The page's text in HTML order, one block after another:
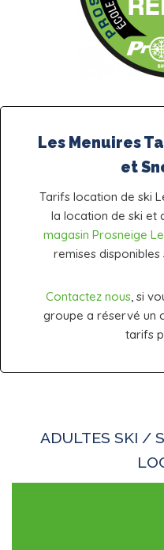
Les Menuires
et
Tarifs location de ski
la location de ski et
magasin Prosneige
remises disponibles
Contactez nous , si
groupe a réservé un
tarifs
ADULTES SKI /